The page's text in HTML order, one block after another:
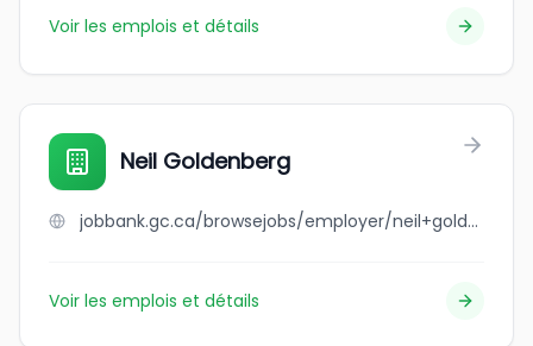
Voir les emplois et détails
Neil Goldenberg
jobbank.gc.ca/browsejobs/employer/neil+goldenberg/ca
Voir les emplois et détails